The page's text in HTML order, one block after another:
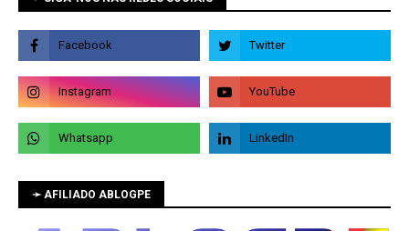
➛ AFILIADO ABLOGPE